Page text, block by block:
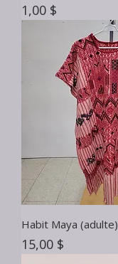
Prix
1,00 $
Habit Maya (adulte)
Prix
15,00 $